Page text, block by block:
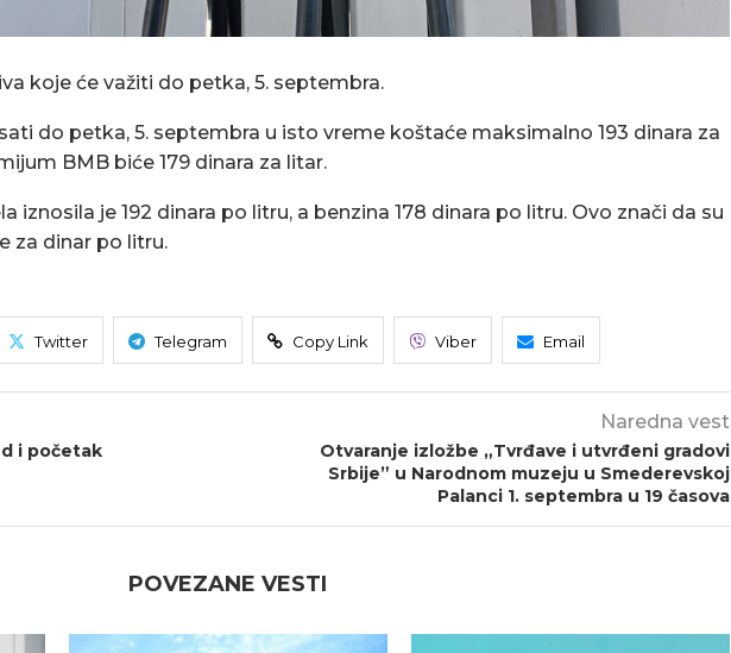
koje će važiti do petka, 5. septembra.
do petka, 5. septembra u isto vreme koštaće maksimalno 193 dinara za
BMB biće 179 dinara za litar.
iznosila je 192 dinara po litru, a benzina 178 dinara po litru. Ovo znači da su
za dinar po litru.
Twitter Telegram Copy Link Viber Email
i početak
Naredna vest
Otvaranje izložbe „Tvrđave i utvrđeni gradovi
Srbije” u Narodnom muzeju u Smederevskoj
Palanci 1. septembra u 19 časova
POVEZANE VESTI